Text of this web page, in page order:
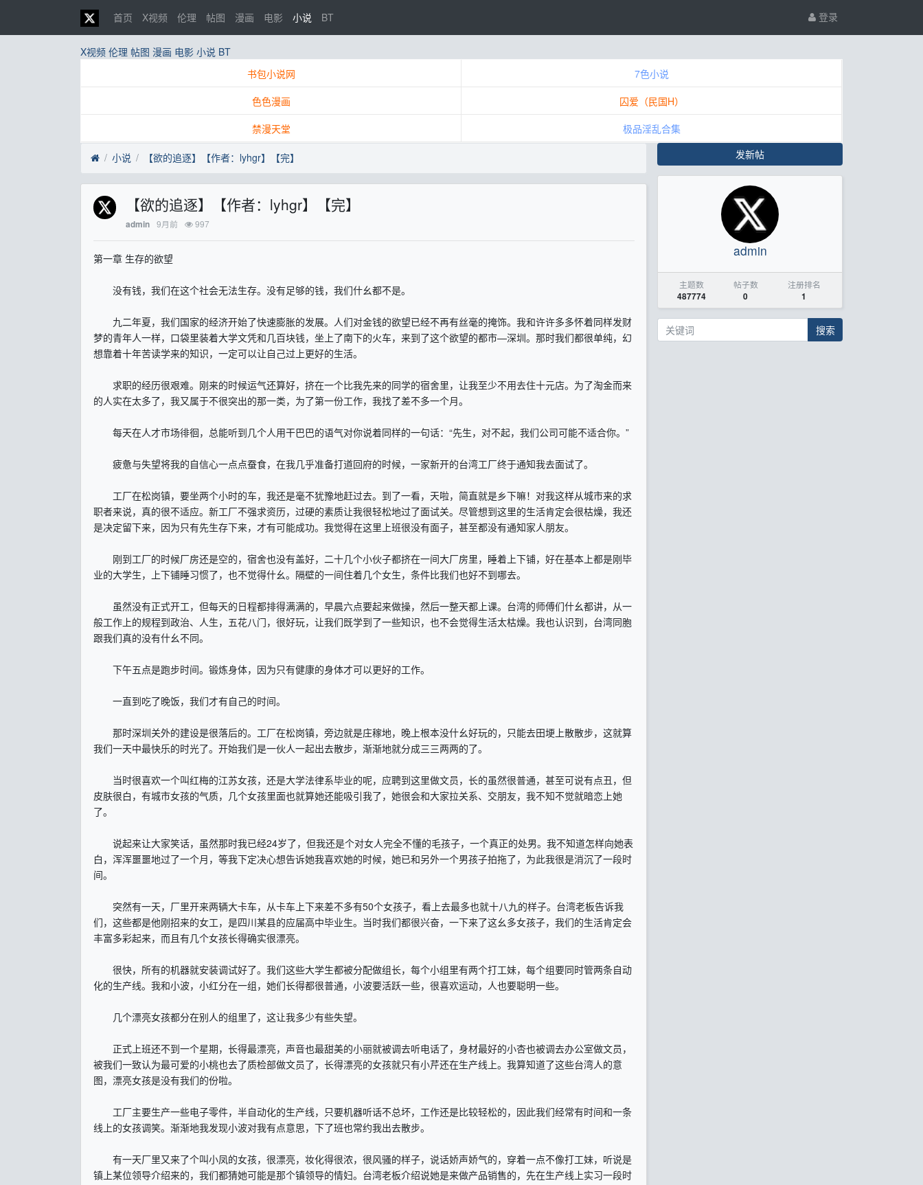
首页 X视频 伦理 帖图 漫画 电影 小说 BT 登录
X视频 伦理 帖图 漫画 电影 小说 BT
书包小说网
7色小说
色色漫画
囚爱（民国H）
禁漫天堂
极品淫乱合集
小说 【欲的追逐】【作者：lyhgr】【完】
【欲的追逐】【作者：lyhgr】【完】
admin 9月前 997
第一章 生存的欲望
没有钱，我们在这个社会无法生存。没有足够的钱，我们什幺都不是。
九二年夏，我们国家的经济开始了快速膨胀的发展。人们对金钱的欲望已经不再有丝毫的掩饰。我和许许多多怀着同样发财
梦的青年人一样，口袋里装着大学文凭和几百块钱，坐上了南下的火车，来到了这个欲望的都市—深圳。那时我们都很单纯，幻
想靠着十年苦读学来的知识，一定可以让自己过上更好的生活。
求职的经历很艰难。刚来的时候运气还算好，挤在一个比我先来的同学的宿舍里，让我至少不用去住十元店。为了淘金而来
的人实在太多了，我又属于不很突出的那一类，为了第一份工作，我找了差不多一个月。
每天在人才市场徘徊，总能听到几个人用干巴巴的语气对你说着同样的一句话：“先生，对不起，我们公司可能不适合你。”
疲惫与失望将我的自信心一点点蚕食，在我几乎准备打道回府的时候，一家新开的台湾工厂终于通知我去面试了。
工厂在松岗镇，要坐两个小时的车，我还是毫不犹豫地赶过去。到了一看，天啦，简直就是乡下嘛！对我这样从城市来的求
职者来说，真的很不适应。新工厂不强求资历，过硬的素质让我很轻松地过了面试关。尽管想到这里的生活肯定会很枯燥，我还
是决定留下来，因为只有先生存下来，才有可能成功。我觉得在这里上班很没有面子，甚至都没有通知家人朋友。
刚到工厂的时候厂房还是空的，宿舍也没有盖好，二十几个小伙子都挤在一间大厂房里，睡着上下铺，好在基本上都是刚毕
业的大学生，上下铺睡习惯了，也不觉得什幺。隔壁的一间住着几个女生，条件比我们也好不到哪去。
虽然没有正式开工，但每天的日程都排得满满的，早晨六点要起来做操，然后一整天都上课。台湾的师傅们什幺都讲，从一
般工作上的规程到政治、人生，五花八门，很好玩，让我们既学到了一些知识，也不会觉得生活太枯燥。我也认识到，台湾同胞
跟我们真的没有什幺不同。
下午五点是跑步时间。锻炼身体，因为只有健康的身体才可以更好的工作。
一直到吃了晚饭，我们才有自己的时间。
那时深圳关外的建设是很落后的。工厂在松岗镇，旁边就是庄稼地，晚上根本没什幺好玩的，只能去田埂上散散步，这就算
我们一天中最快乐的时光了。开始我们是一伙人一起出去散步，渐渐地就分成三三两两的了。
当时很喜欢一个叫红梅的江苏女孩，还是大学法律系毕业的呢，应聘到这里做文员，长的虽然很普通，甚至可说有点丑，但
皮肤很白，有城市女孩的气质，几个女孩里面也就算她还能吸引我了，她很会和大家拉关系、交朋友，我不知不觉就暗恋上她
了。
说起来让大家笑话，虽然那时我已经24岁了，但我还是个对女人完全不懂的毛孩子，一个真正的处男。我不知道怎样向她表
白，浑浑噩噩地过了一个月，等我下定决心想告诉她我喜欢她的时候，她已和另外一个男孩子拍拖了，为此我很是消沉了一段时
间。
突然有一天，厂里开来两辆大卡车，从卡车上下来差不多有50个女孩子，看上去最多也就十八九的样子。台湾老板告诉我
们，这些都是他刚招来的女工，是四川某县的应届高中毕业生。当时我们都很兴奋，一下来了这幺多女孩子，我们的生活肯定会
丰富多彩起来，而且有几个女孩长得确实很漂亮。
很快，所有的机器就安装调试好了。我们这些大学生都被分配做组长，每个小组里有两个打工妹，每个组要同时管两条自动
化的生产线。我和小波，小红分在一组，她们长得都很普通，小波要活跃一些，很喜欢运动，人也要聪明一些。
几个漂亮女孩都分在别人的组里了，这让我多少有些失望。
正式上班还不到一个星期，长得最漂亮，声音也最甜美的小丽就被调去听电话了，身材最好的小杏也被调去办公室做文员，
被我们一致认为最可爱的小桃也去了质检部做文员了，长得漂亮的女孩就只有小芹还在生产线上。我算知道了这些台湾人的意
图，漂亮女孩是没有我们的份啦。
工厂主要生产一些电子零件，半自动化的生产线，只要机器听话不总坏，工作还是比较轻松的，因此我们经常有时间和一条
线上的女孩调笑。渐渐地我发现小波对我有点意思，下了班也常约我出去散步。
有一天厂里又来了个叫小凤的女孩，很漂亮，妆化得很浓，很风骚的样子，说话娇声娇气的，穿着一点不像打工妹，听说是
镇上某位领导介绍来的，我们都猜她可能是那个镇领导的情妇。台湾老板介绍说她是来做产品销售的，先在生产线上实习一段时
发新帖
admin
主题数
487774
帖子数
0
注册排名
1
搜索